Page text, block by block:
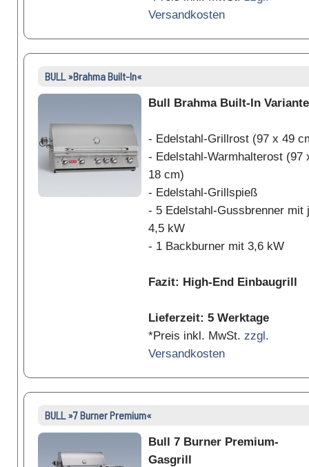
Versandkosten
BULL »Brahma Built-In«
Bull Brahma Built-In Variante
- Edelstahl-Grillrost (97 x 49
- Edelstahl-Warmhalterost (97
18 cm)
- Edelstahl-Grillspieß
- 5 Edelstahl-Gussbrenner mit
4,5 kW
- 1 Backburner mit 3,6 kW
Fazit: High-End Einbaugrill
Lieferzeit: 5 Werktage
*Preis inkl. MwSt. zzgl.
Versandkosten
BULL »7 Burner Premium«
Bull 7 Burner Premium-
Gasgrill